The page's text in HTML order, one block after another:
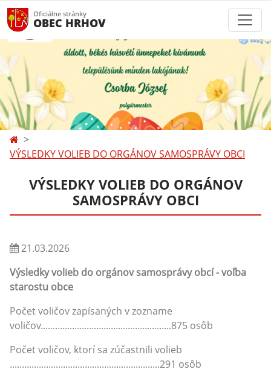
Oficiálne stránky
OBEC HRHOV
VÝSLEDKY VOLIEB DO ORGÁNOV SAMOSPRÁVY OBCI
VÝSLEDKY VOLIEB DO ORGÁNOV
SAMOSPRÁVY OBCI
21.03.2026
Výsledky volieb do orgánov samosprávy obcí - voľba
starostu obce
Počet voličov zapísaných v zozname
voličov......................................................875 osôb
Počet voličov, ktorí sa zúčastnili volieb
..............................................................291 osôb